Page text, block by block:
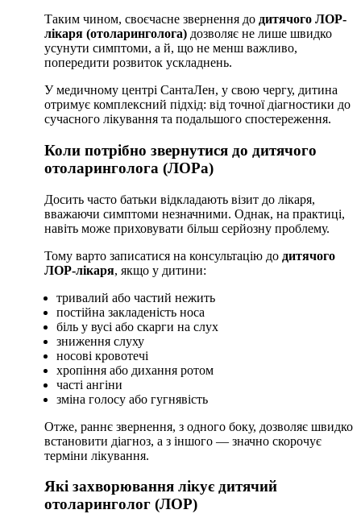
Таким чином, своєчасне звернення до дитячого ЛОР-
лікаря (отоларинголога) дозволяє не лише швидко
усунути симптоми, а й, що не менш важливо,
попередити розвиток ускладнень.
У медичному центрі СантаЛен, у свою чергу, дитина
отримує комплексний підхід: від точної діагностики до
сучасного лікування та подальшого спостереження.
Коли потрібно звернутися до дитячого
отоларинголога (ЛОРа)
Досить часто батьки відкладають візит до лікаря,
вважаючи симптоми незначними. Однак, на практиці,
навіть може приховувати більш серйозну проблему.
Тому варто записатися на консультацію до дитячого
ЛОР-лікаря, якщо у дитини:
тривалий або частий нежить
постійна закладеність носа
біль у вусі або скарги на слух
зниження слуху
носові кровотечі
хропіння або дихання ротом
часті ангіни
зміна голосу або гугнявість
Отже, раннє звернення, з одного боку, дозволяє швидко
встановити діагноз, а з іншого — значно скорочує
терміни лікування.
Які захворювання лікує дитячий
отоларинголог (ЛОР)